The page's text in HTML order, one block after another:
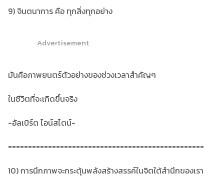
9) จินตนาการ คือ ทุกสิ่งทุกอย่าง
Advertisement
มันคือภาพยนตร์ตัวอย่างของช่วงเวลาสำคัญๆ
ในชีวิตที่จะเกิดขึ้นจริง
-อัลเบิร์ต ไอน์สไตน์-
=================================================
10) การนึกภาพจะกระตุ้นพลังสร้างสรรค์ในจิตใต้สำนึกของเรา